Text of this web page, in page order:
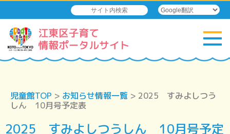
児童館TOP > お知らせ情報一覧 > 2025 すみよしつう
しん 10月号予定表
2025 すみよしつうしん 10月号予定